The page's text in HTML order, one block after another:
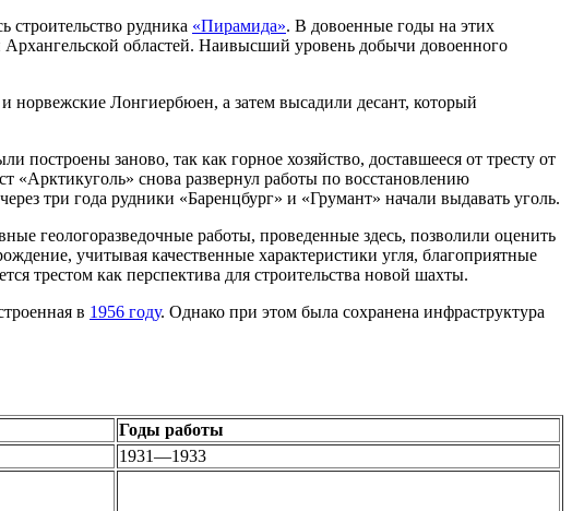
строительство рудника «Пирамида». В довоенные годы на этих
областей. Наивысший уровень добычи довоенного
Лонгиербюен, а затем высадили десант, который
заново, так как горное хозяйство, доставшееся от тресту от
«Арктикуголь» снова развернул работы по восстановлению
три года рудники «Баренцбург» и «Грумант» начали выдавать уголь.
геологоразведочные работы, проведенные здесь, позволили оценить
учитывая качественные характеристики угля, благоприятные
трестом как перспектива для строительства новой шахты.
в 1956 году. Однако при этом была сохранена инфраструктура
Годы работы
1931—1933